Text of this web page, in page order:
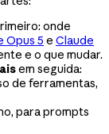
onde
Opus 5 e Claude
e o que mudar.
em seguida:
de ferramentas,
para prompts